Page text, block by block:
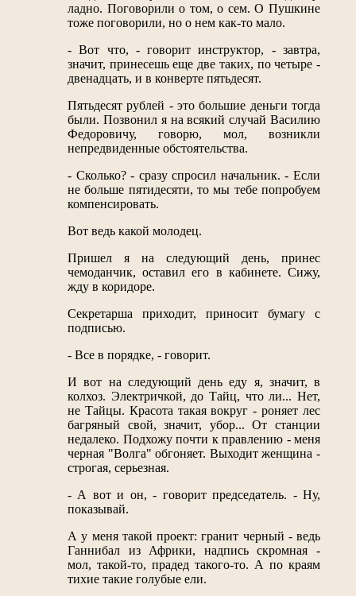
ладно. Поговорили о том, о сем. О Пушкине
тоже поговорили, но о нем как-то мало.
- Вот что, - говорит инструктор, - завтра,
значит, принесешь еще две таких, по четыре -
двенадцать, и в конверте пятьдесят.
Пятьдесят рублей - это большие деньги тогда
были. Позвонил я на всякий случай Василию
Федоровичу, говорю, мол, возникли
непредвиденные обстоятельства.
- Сколько? - сразу спросил начальник. - Если
не больше пятидесяти, то мы тебе попробуем
компенсировать.
Вот ведь какой молодец.
Пришел я на следующий день, принес
чемоданчик, оставил его в кабинете. Сижу,
жду в коридоре.
Секретарша приходит, приносит бумагу с
подписью.
- Все в порядке, - говорит.
И вот на следующий день еду я, значит, в
колхоз. Электричкой, до Тайц, что ли... Нет,
не Тайцы. Красота такая вокруг - роняет лес
багряный свой, значит, убор... От станции
недалеко. Подхожу почти к правлению - меня
черная "Волга" обгоняет. Выходит женщина -
строгая, серьезная.
- А вот и он, - говорит председатель. - Ну,
показывай.
А у меня такой проект: гранит черный - ведь
Ганнибал из Африки, надпись скромная -
мол, такой-то, прадед такого-то. А по краям
тихие такие голубые ели.